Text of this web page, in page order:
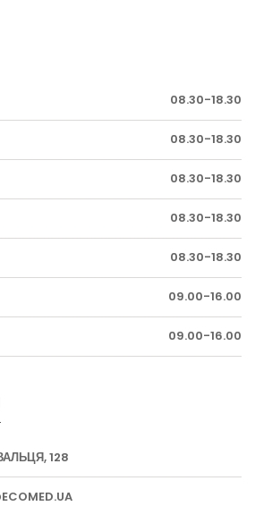
08.30-18.30
08.30-18.30
08.30-18.30
08.30-18.30
08.30-18.30
09.00-16.00
09.00-16.00
128